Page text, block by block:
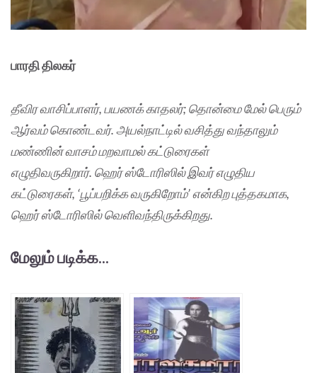
பாரதி திலகர்
தீவிர வாசிப்பாளர், பயணக் காதலர்; தொன்மை மேல் பெரும்
ஆர்வம் கொண்டவர். அயல்நாட்டில் வசித்து வந்தாலும்
மண்ணின் வாசம் மறவாமல் கட்டுரைகள்
எழுதிவருகிறார். ஹெர் ஸ்டோரிஸில் இவர் எழுதிய
கட்டுரைகள், ‘பூப்பறிக்க வருகிறோம்’ என்கிற புத்தகமாக,
ஹெர் ஸ்டோரிஸில் வெளிவந்திருக்கிறது.
மேலும் படிக்க...